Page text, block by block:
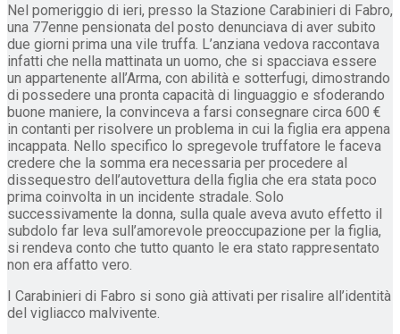
Nel pomeriggio di ieri, presso la Stazione Carabinieri di Fabro,
una 77enne pensionata del posto denunciava di aver subito
due giorni prima una vile truffa. L’anziana vedova raccontava
infatti che nella mattinata un uomo, che si spacciava essere
un appartenente all’Arma, con abilità e sotterfugi, dimostrando
di possedere una pronta capacità di linguaggio e sfoderando
buone maniere, la convinceva a farsi consegnare circa 600 €
in contanti per risolvere un problema in cui la figlia era appena
incappata. Nello specifico lo spregevole truffatore le faceva
credere che la somma era necessaria per procedere al
dissequestro dell’autovettura della figlia che era stata poco
prima coinvolta in un incidente stradale. Solo
successivamente la donna, sulla quale aveva avuto effetto il
subdolo far leva sull’amorevole preoccupazione per la figlia,
si rendeva conto che tutto quanto le era stato rappresentato
non era affatto vero.
I Carabinieri di Fabro si sono già attivati per risalire all’identità
del vigliacco malvivente.